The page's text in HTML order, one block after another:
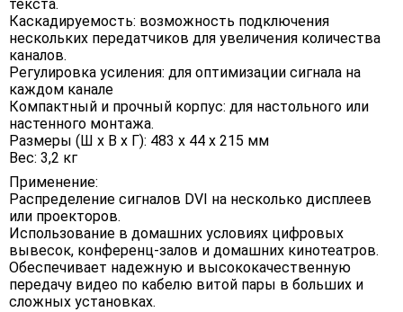
текста.
Каскадируемость: возможность подключения
нескольких передатчиков для увеличения количества
каналов.
Регулировка усиления: для оптимизации сигнала на
каждом канале
Компактный и прочный корпус: для настольного или
настенного монтажа.
Размеры (Ш х В х Г): 483 х 44 х 215 мм
Вес: 3,2 кг
Применение:
Распределение сигналов DVI на несколько дисплеев
или проекторов.
Использование в домашних условиях цифровых
вывесок, конференц-залов и домашних кинотеатров.
Обеспечивает надежную и высококачественную
передачу видео по кабелю витой пары в больших и
сложных установках.